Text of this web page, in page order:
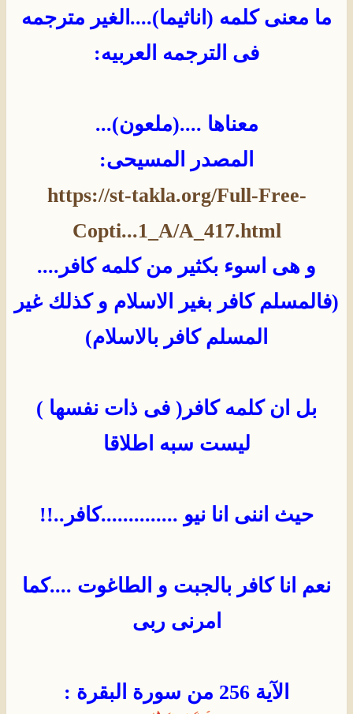
ما معنى كلمه (اناثيما)....الغير مترجمه
فى الترجمه العربيه:
معناها ....(ملعون)...
المصدر المسيحى:
https://st-takla.org/Full-Free-
Copti...1_A/A_417.html
و هى اسوء بكثير من كلمه كافر....
(فالمسلم كافر بغير الاسلام و كذلك غير
المسلم كافر بالاسلام)
بل ان كلمه كافر( فى ذات نفسها )
ليست سبه اطلاقا
حيث اننى انا نيو ..............كافر..!!
نعم انا كافر بالجبت و الطاغوت ....كما
امرنى ربى
الآية 256 من سورة البقرة :